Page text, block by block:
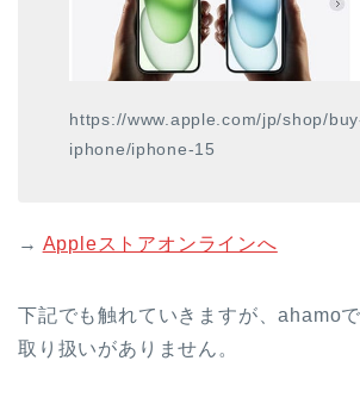
https://www.apple.com/jp/shop/
iphone/iphone-15
→ Appleストアオンラインへ
下記でも触れていきますが、ahamo
取り扱いがありません。